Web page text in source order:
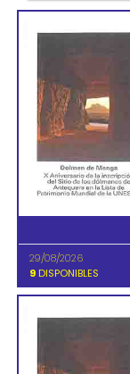
29/08/2026
9 DISPONIBLES